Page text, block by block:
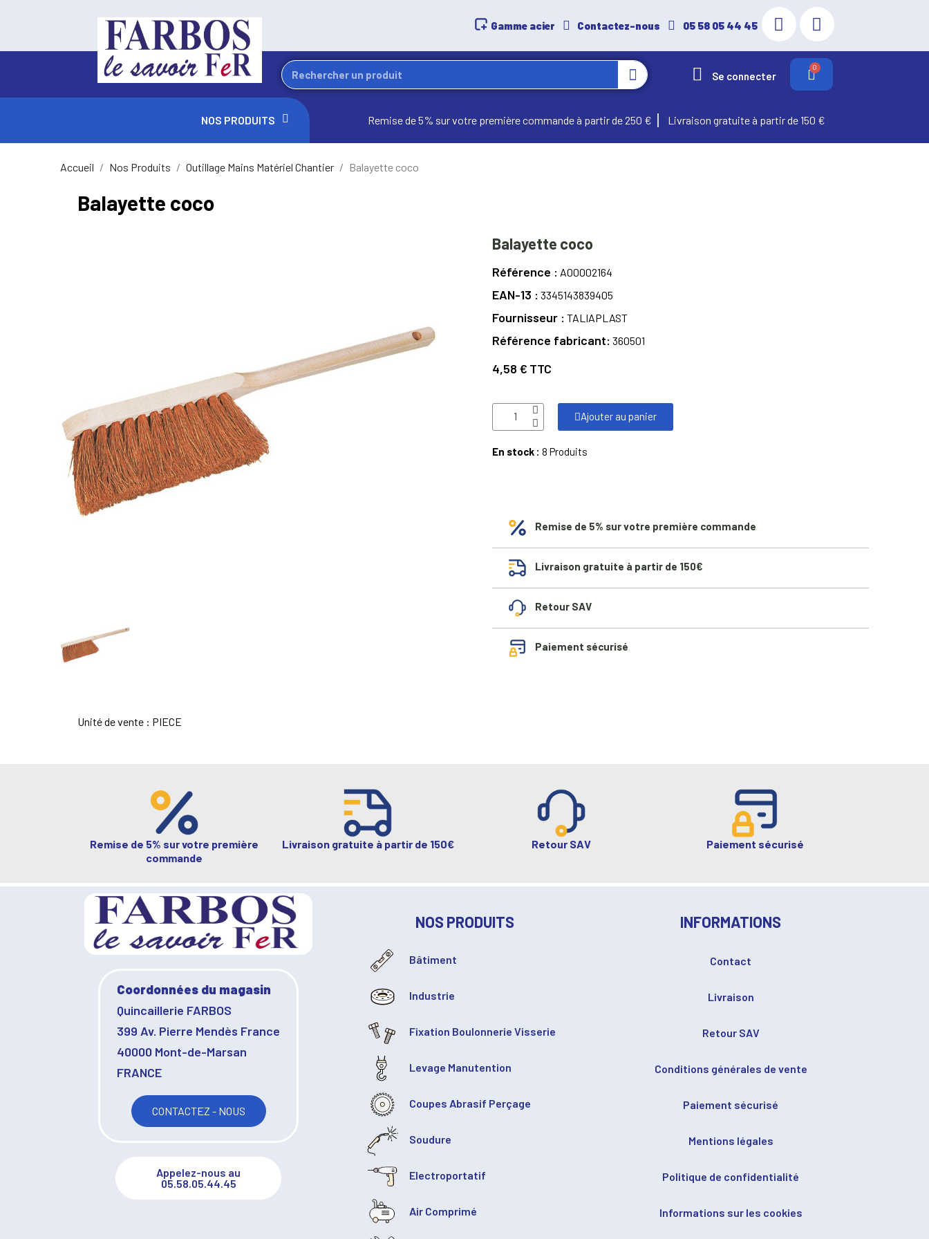
Gamme acier Contactez-nous 05 58 05 44 45
Se connecter
NOS PRODUITS Remise de 5% sur votre première commande à partir de 250 € Livraison gratuite à partir de 150 €
Accueil Nos Produits Outillage Mains Matériel Chantier Balayette coco
Balayette coco
Balayette coco
Référence A00002164
EAN-13 3345143839405
Fournisseur TALIAPLAST
Référence fabricant 360501
4,58 € TTC
Ajouter au panier
En stock : 8 Produits
Remise de 5% sur votre première commande
Livraison gratuite à partir de 150€
Retour SAV
Paiement sécurisé
Unité de vente : PIECE
Remise de 5% sur votre première
commande
Livraison gratuite à partir de 150€ Retour SAV Paiement sécurisé
Coordonnées du magasin
Quincaillerie FARBOS
399 Av. Pierre Mendès France
40000 Mont-de-Marsan
FRANCE
CONTACTEZ - NOUS
Appelez-nous au
05.58.05.44.45
NOS PRODUITS
Bâtiment
Industrie
Fixation Boulonnerie Visserie
Levage Manutention
Coupes Abrasif Perçage
Soudure
Electroportatif
Air Comprimé
INFORMATIONS
Contact
Livraison
Retour SAV
Conditions générales de vente
Paiement sécurisé
Mentions légales
Politique de confidentialité
Informations sur les cookies